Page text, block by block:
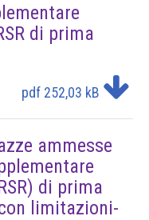
di prima
pdf 252,03 kB
ammesse
di prima
limitazioni-